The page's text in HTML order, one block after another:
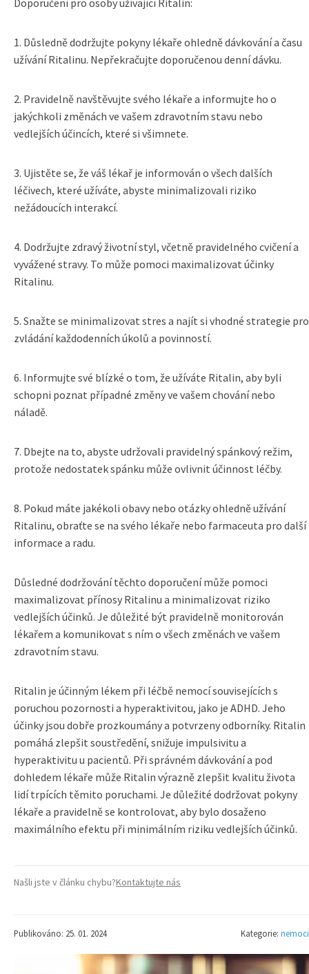
Doporučení pro osoby užívající Ritalin:
1. Důsledně dodržujte pokyny lékaře ohledně dávkování a času
užívání Ritalinu. Nepřekračujte doporučenou denní dávku.
2. Pravidelně navštěvujte svého lékaře a informujte ho o
jakýchkoli změnách ve vašem zdravotním stavu nebo
vedlejších účincích, které si všimnete.
3. Ujistěte se, že váš lékař je informován o všech dalších
léčivech, které užíváte, abyste minimalizovali riziko
nežádoucích interakcí.
4. Dodržujte zdravý životní styl, včetně pravidelného cvičení a
vyvážené stravy. To může pomoci maximalizovat účinky
Ritalinu.
5. Snažte se minimalizovat stres a najít si vhodné strategie pro
zvládání každodenních úkolů a povinností.
6. Informujte své blízké o tom, že užíváte Ritalin, aby byli
schopni poznat případné změny ve vašem chování nebo
náladě.
7. Dbejte na to, abyste udržovali pravidelný spánkový režim,
protože nedostatek spánku může ovlivnit účinnost léčby.
8. Pokud máte jakékoli obavy nebo otázky ohledně užívání
Ritalinu, obraťte se na svého lékaře nebo farmaceuta pro další
informace a radu.
Důsledné dodržování těchto doporučení může pomoci
maximalizovat přínosy Ritalinu a minimalizovat riziko
vedlejších účinků. Je důležité být pravidelně monitorován
lékařem a komunikovat s ním o všech změnách ve vašem
zdravotním stavu.
Ritalin je účinným lékem při léčbě nemocí souvisejících s
poruchou pozornosti a hyperaktivitou, jako je ADHD. Jeho
účinky jsou dobře prozkoumány a potvrzeny odborníky. Ritalin
pomáhá zlepšit soustředění, snižuje impulsivitu a
hyperaktivitu u pacientů. Při správném dávkování a pod
dohledem lékaře může Ritalin výrazně zlepšit kvalitu života
lidí trpících těmito poruchami. Je důležité dodržovat pokyny
lékaře a pravidelně se kontrolovat, aby bylo dosaženo
maximálního efektu při minimálním riziku vedlejších účinků.
Našli jste v článku chybu?Kontaktujte nás
Publikováno: 25. 01. 2024 Kategorie: nemoci